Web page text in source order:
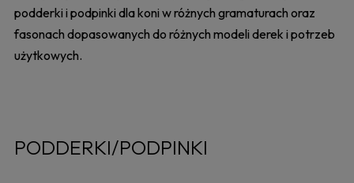
podderki i podpinki dla koni w różnych gramaturach oraz
fasonach dopasowanych do różnych modeli derek i potrzeb
użytkowych.
PODDERKI/PODPINKI